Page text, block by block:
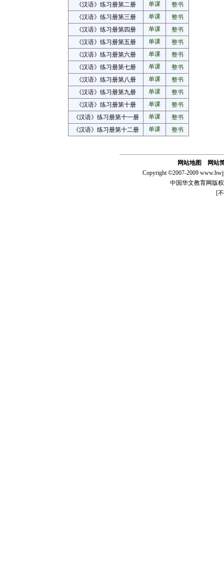
《汉语》练习册第二册
单课
整书
《汉语》练习册第三册
单课
整书
《汉语》练习册第四册
单课
整书
《汉语》练习册第五册
单课
整书
《汉语》练习册第六册
单课
整书
《汉语》练习册第七册
单课
整书
《汉语》练习册第八册
单课
整书
《汉语》练习册第九册
单课
整书
《汉语》练习册第十册
单课
整书
《汉语》练习册第十一册
单课
整书
《汉语》练习册第十二册
单课 整书
网站地图
网站
Copyright ©2007-2009
中国华文教育网版
[